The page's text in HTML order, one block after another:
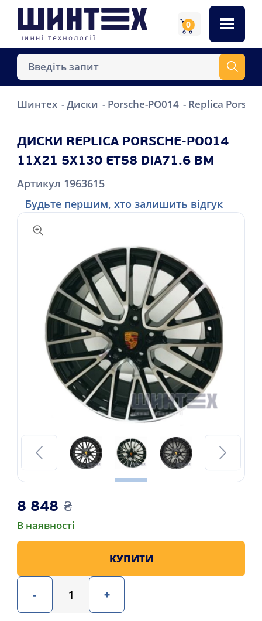
0
Шинтех Диски Porsche-PO014 Replica
ДИСКИ REPLICA PORSCHE-PO014
11X21 5X130 ET58 DIA71.6 BM
Артикул 1963615
Будьте першим, хто залишить відгук
8 848 ₴
В наявності
- +
КУПИТИ